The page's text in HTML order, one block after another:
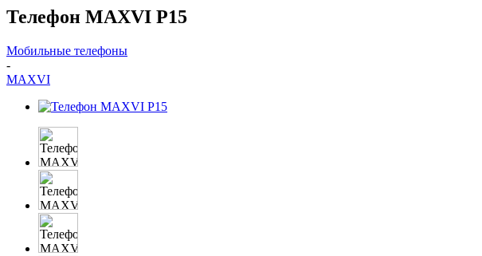
Телефон MAXVI P15
Мобильные телефоны
-
MAXVI